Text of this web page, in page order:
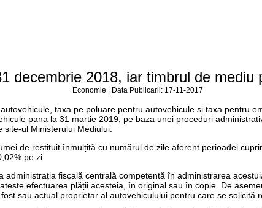
decembrie 2018, iar timbrul de mediu
Economie | Data Publicarii: 17-11-2017
taxa pe poluare pentru autovehicule si taxa pentru
pana la 31 martie 2019, pe baza unei proceduri
ul Ministerului Mediului.
de restituit înmulțită cu numărul de zile aferent perioadei
pe zi.
fiscală centrală competentă în administrarea
efectuarea plății acesteia, în original sau în copie. De
sau actual proprietar al autovehiculului pentru care se solicită